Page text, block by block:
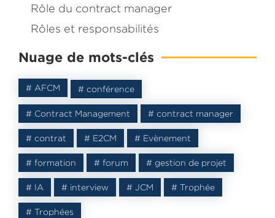
Rôle du contract manager
Rôles et responsabilités
Nuage de mots-clés
# AFCM # conférence
# Contract Management # contract manager
# contrat # E2CM # Evènement
# formation # forum # gestion de projet
# IA # interview # JCM # Trophée
# Trophées
Dans ce livre je partage avec vous comment j’ai
Management.